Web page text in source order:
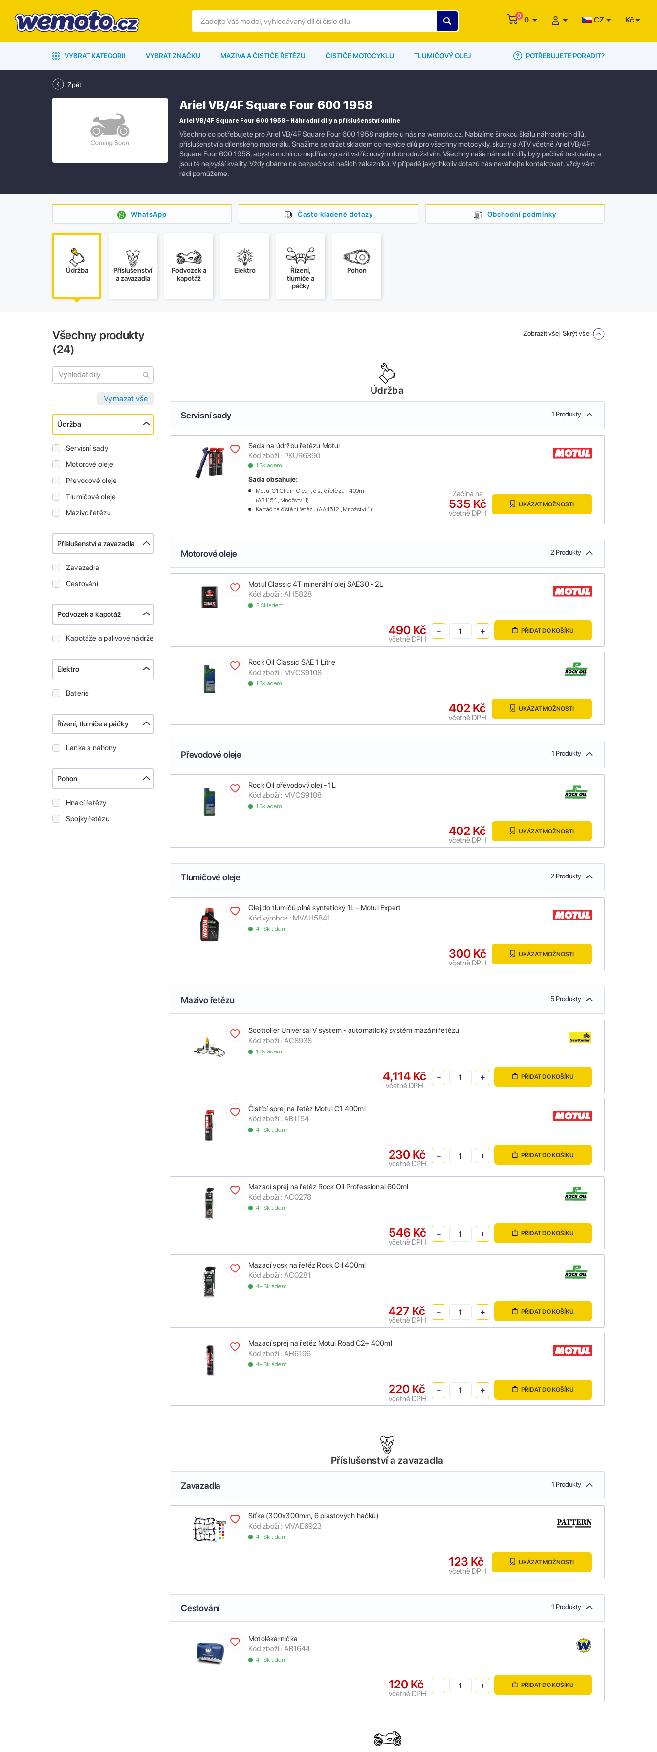
0 0 CZ Kč
VYBRAT KATEGORII VYBRAT ZNAČKU MAZIVA A ČISTIČE ŘETĚZU ČISTIČE MOTOCYKLU TLUMIČOVÝ OLEJ POTŘEBUJETE PORADIT?
Zpět
Ariel VB/4F Square Four 600 1958
Ariel VB/4F Square Four 600 1958 – Náhradní díly a příslušenství online
Všechno co potřebujete pro Ariel VB/4F Square Four 600 1958 najdete u nás na wemoto.cz. Nabízíme širokou škálu náhradních dílů,
příslušenství a dílenského materiálu. Snažíme se držet skladem co nejvíce dílů pro všechny motocykly, skútry a ATV včetně Ariel VB/4F
Square Four 600 1958, abyste mohli co nejdříve vyrazit vstříc novým dobrodružstvím. Všechny naše náhradní díly byly pečlivě testovány a
jsou té nejvyšší kvality. Vždy dbáme na bezpečnost našich zákazníků. V případě jakýchkoliv dotazů nás neváhejte kontaktovat, vždy vám
rádi pomůžeme.
WhatsApp Často kladené dotazy Obchodní podmínky
Údržba
Příslušenství
a zavazadla
Podvozek a
kapotáž
Elektro
Řízení,
tlumiče a
páčky
Pohon
Všechny produkty
(24)
Údržba
Servisní sady
Motorové oleje
Převodové oleje
Tlumičové oleje
Mazivo řetězu
Příslušenství a zavazadla
Zavazadla
Cestování
Podvozek a kapotáž
Kapotáže a palivové nádrže
Elektro
Baterie
Řízení, tlumiče a páčky
Lanka a náhony
Pohon
Hnací řetězy
Spojky řetězu
Zobrazit vše| Skrýt vše
Údržba
Servisní sady 1 Produkty
Sada na údržbu řetězu Motul
Kód zboží : PKUR6390
1 Skladem
Sada obsahuje:
Motul C1 Chain Clean, čistič řetězu - 400ml
(AB1154 , Množství 1)
Kartáč na čištění řetězu (AA4512 , Množství 1)
535 Kč
včetně DPH
Začíná na
UKÁZAT MOŽNOSTI
Motorové oleje 2 Produkty
Motul Classic 4T minerální olej SAE30 - 2L
Kód zboží : AH5828
2 Skladem
490 Kč
včetně DPH
PŘIDAT DO KOŠÍKU
Rock Oil Classic SAE 1 Litre
Kód zboží : MVCS9108
1 Skladem
402 Kč
včetně DPH
UKÁZAT MOŽNOSTI
Převodové oleje 1 Produkty
Rock Oil převodový olej - 1L
Kód zboží : MVCS9108
1 Skladem
402 Kč
včetně DPH
UKÁZAT MOŽNOSTI
Tlumičové oleje 2 Produkty
Olej do tlumičů plně syntetický 1L - Motul Expert
Kód výrobce : MVAH5841
4+ Skladem
300 Kč
včetně DPH
UKÁZAT MOŽNOSTI
Mazivo řetězu 5 Produkty
Scottoiler Universal V system - automatický systém mazání řetězu
Kód zboží : AC8938
1 Skladem
4,114 Kč
včetně DPH
PŘIDAT DO KOŠÍKU
Čistící sprej na řetěz Motul C1 400ml
Kód zboží : AB1154
4+ Skladem
230 Kč
včetně DPH
PŘIDAT DO KOŠÍKU
Mazací sprej na řetěz Rock Oil Professional 600ml
Kód zboží : AC0278
4+ Skladem
546 Kč
včetně DPH
PŘIDAT DO KOŠÍKU
Mazací vosk na řetěz Rock Oil 400ml
Kód zboží : AC0281
4+ Skladem
427 Kč
včetně DPH
PŘIDAT DO KOŠÍKU
Mazací sprej na řetěz Motul Road C2+ 400ml
Kód zboží : AH6196
4+ Skladem
220 Kč
včetně DPH
PŘIDAT DO KOŠÍKU
Příslušenství a zavazadla
Zavazadla 1 Produkty
Síťka (300x300mm, 6 plastových háčků)
Kód zboží : MVAE6923
4+ Skladem
123 Kč
včetně DPH
UKÁZAT MOŽNOSTI
Cestování 1 Produkty
Motolékárnička
Kód zboží : AB1644
4+ Skladem
120 Kč
včetně DPH
PŘIDAT DO KOŠÍKU